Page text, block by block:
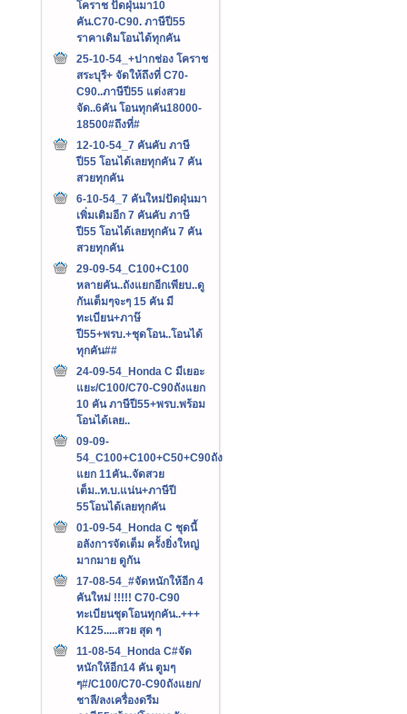
โคราช ปัดฝุ่นมา10
คัน.C70-C90. ภาษีปี55
ราคาเดิมโอนได้ทุกคัน
25-10-54_+ปากช่อง โคราช
สระบุรี+ จัดให้ถึงที่ C70-
C90..ภาษีปี55 แต่งสวย
จัด..6คัน โอนทุกคัน18000-
18500#ถึงที่#
12-10-54_7 คันคับ ภาษี
ปี55 โอนได้เลยทุกคัน 7 คัน
สวยทุกคัน
6-10-54_7 คันใหม่ปัดฝุ่นมา
เพิ่มเติมอีก 7 คันคับ ภาษี
ปี55 โอนได้เลยทุกคัน 7 คัน
สวยทุกคัน
29-09-54_C100+C100
หลายคัน..ถังแยกอีกเพียบ..ดู
กันเต็มๆจะๆ 15 คัน มี
ทะเบียน+ภาษ๊
ปี55+พรบ.+ชุดโอน..โอนได้
ทุกคัน##
24-09-54_Honda C มีเยอะ
แยะ/C100/C70-C90ถังแยก
10 คัน ภาษีปี55+พรบ.พร้อม
โอนได้เลย..
09-09-
54_C100+C100+C50+C90ถัง
แยก 11คัน..จัดสวย
เต็ม..ท.บ.แน่น+ภาษีปี
55โอนได้เลยทุกคัน
01-09-54_Honda C ชุดนี้
อลังการจัดเต็ม ครั้งยิ่งใหญ่
มากมาย ดูกัน
17-08-54_#จัดหนักให้อีก 4
คันใหม่ !!!!! C70-C90
ทะเบียนชุดโอนทุกคัน..+++‏
K125.....สวย สุด ๆ
11-08-54_Honda C#จัด
หนักให้อีก14 คัน ตูมๆ
ๆ#/C100/C70-C90ถังแยก/
ชาลี/ลงเครื่องดรีม